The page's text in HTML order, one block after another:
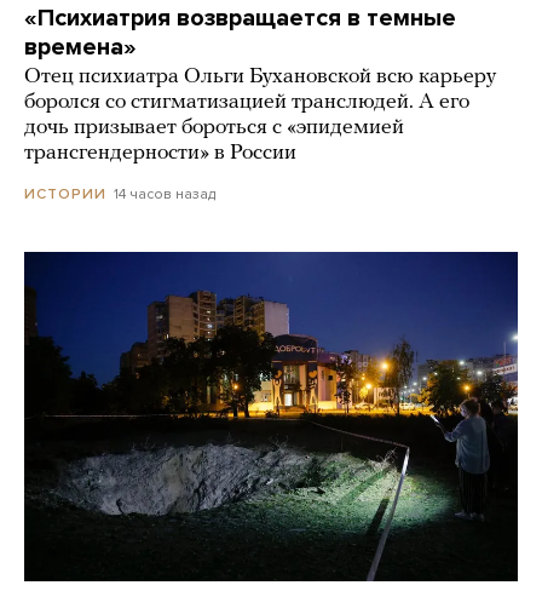
«Психиатрия возвращается в темные
времена»
Отец психиатра Ольги Бухановской всю карьеру
боролся со стигматизацией транслюдей. А его
дочь призывает бороться с «эпидемией
трансгендерности» в России
ИСТОРИИ 14 часов назад